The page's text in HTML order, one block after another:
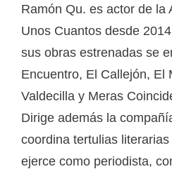
Ramón Qu. es actor de la
Unos Cuantos desde
sus obras estrenadas se
Encuentro, El Callejón, El
Valdecilla y Meras
Dirige además la
coordina tertulias
ejerce como periodista,